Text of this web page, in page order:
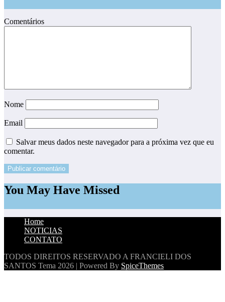
Comentários
Nome
Email
Salvar meus dados neste navegador para a próxima vez que eu
comentar.
You May Have Missed
Home
NOTICIAS
CONTATO
TODOS DIREITOS RESERVADO A FRANCIELI DOS
SANTOS Tema 2026 | Powered By SpiceThemes